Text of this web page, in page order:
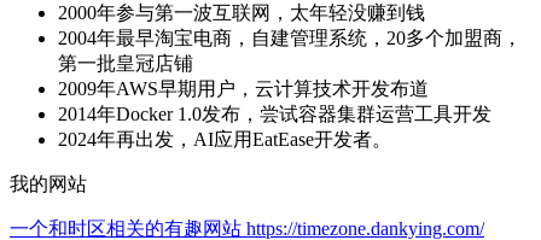
2000年参与第一波互联网，太年轻没赚到钱
2004年最早淘宝电商，自建管理系统，20多个加盟商，
第一批皇冠店铺
2009年AWS早期用户，云计算技术开发布道
2014年Docker 1.0发布，尝试容器集群运营工具开发
2024年再出发，AI应用EatEase开发者。
我的网站
一个和时区相关的有趣网站 https://timezone.dankying.com/